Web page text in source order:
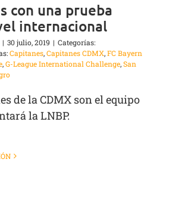
con una prueba
internacional
| 30 julio, 2019 | Categorías:
Capitanes,Capitanes CDMX,FC Bayern
,G-League International Challenge,San
de la CDMX son el equipo
la LNBP.